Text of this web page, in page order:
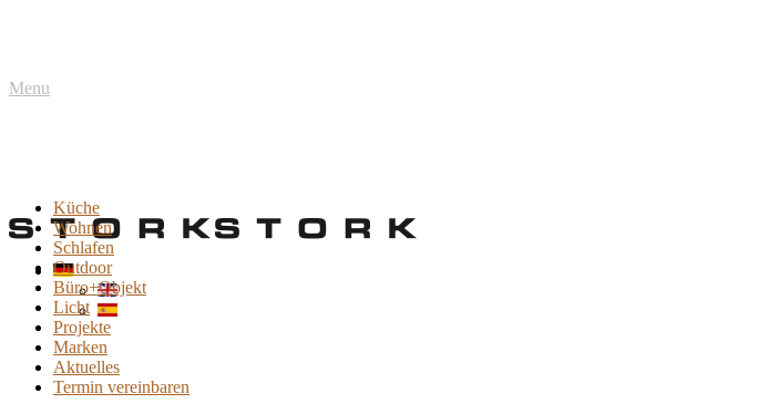
Menu
Küche
Wohnen
Schlafen
Outdoor
Büro+Objekt
Licht
Projekte
Marken
Aktuelles
Termin vereinbaren